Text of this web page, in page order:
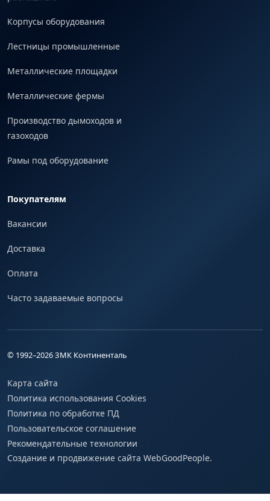
Корпусы оборудования
Лестницы промышленные
Металлические площадки
Металлические фермы
Производство дымоходов и
газоходов
Рамы под оборудование
Покупателям
Вакансии
Доставка
Оплата
Часто задаваемые вопросы
© 1992–2026ЗМК Континенталь
Карта сайта
Политика использования Cookies
Политика по обработке ПД
Пользовательское соглашение
Рекомендательные технологии
Создание и продвижение сайта WebGoodPeople.